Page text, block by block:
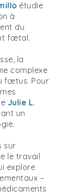
étudie
à
du
fœtal.
la
complexe
fœtus. Pour
Julie L.
un
sur
le travail
explore
–